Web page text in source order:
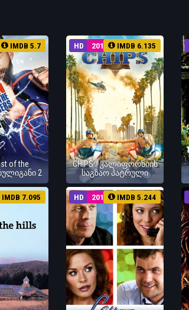
IMDB 5.7
of the
2
HD 2017 IMDB 6.135
CHiPS / კალიფორნიის
საგზაო პატრული
IMDB 7.095 HD 2012 IMDB 5.244